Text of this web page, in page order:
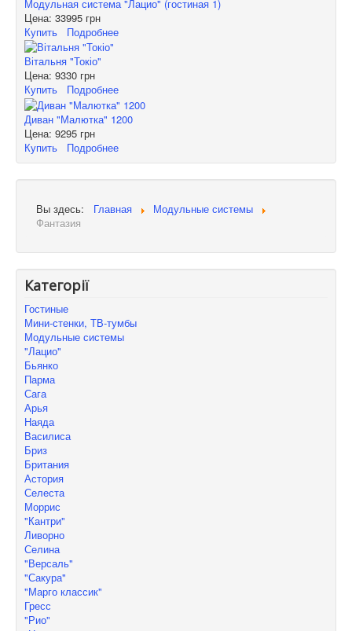
Модульная система "Лацио" (гостиная 1)
Цена: 33995 грн
Купить
Подробнее
Вітальня "Токіо"
Цена: 9330 грн
Купить
Подробнее
Диван "Малютка" 1200
Цена: 9295 грн
Купить
Подробнее
Вы здесь: Главная
Модульные системы
Фантазия
Категорії
Гостиные
Мини-стенки, ТВ-тумбы
Модульные системы
"Лацио"
Бьянко
Парма
Сага
Арья
Наяда
Василиса
Бриз
Британия
Астория
Селеста
Моррис
"Кантри"
Ливорно
Селина
"Версаль"
"Сакура"
"Марго классик"
Гресс
"Рио"